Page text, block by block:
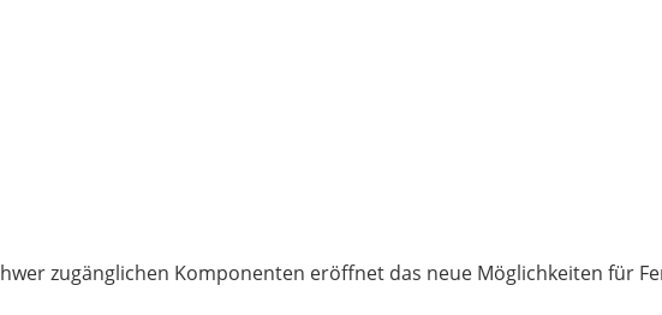
zugänglichen Komponenten eröffnet das neue Möglichkeiten für